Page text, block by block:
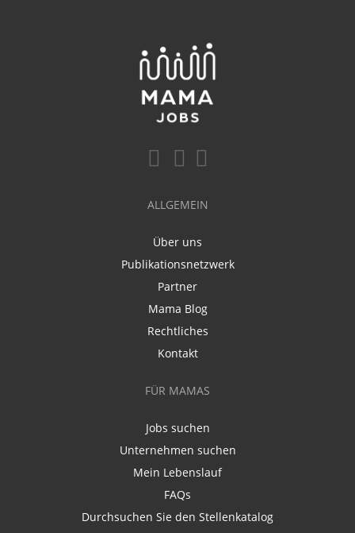
ALLGEMEIN
Über uns
Publikationsnetzwerk
Partner
Mama Blog
Rechtliches
Kontakt
FÜR MAMAS
Jobs suchen
Unternehmen suchen
Mein Lebenslauf
FAQs
Durchsuchen Sie den Stellenkatalog